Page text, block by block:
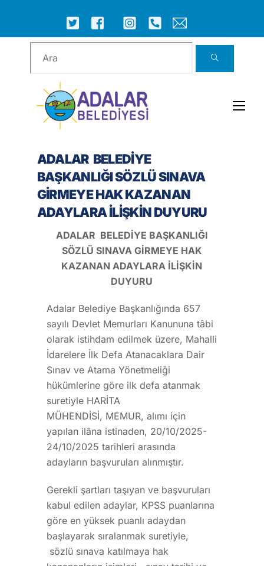
content
ICON
LABEL
ICON
LABEL
ICON
ICON
LABEL
ICON
LABEL
ICON
LABEL
ADALAR BELEDİYE
BAŞKANLIĞI SÖZLÜ SINAVA
GİRMEYE HAK KAZANAN
ADAYLARA İLİŞKİN DUYURU
ADALAR BELEDİYE BAŞKANLIĞI
SÖZLÜ SINAVA GİRMEYE HAK
KAZANAN ADAYLARA İLİŞKİN
DUYURU
Adalar Belediye Başkanlığında 657
sayılı Devlet Memurları Kanununa tâbi
olarak istihdam edilmek üzere, Mahalli
İdarelere İlk Defa Atanacaklara Dair
Sınav ve Atama Yönetmeliği
hükümlerine göre ilk defa atanmak
suretiyle HARİTA
MÜHENDİSİ, MEMUR, alımı için
yapılan ilâna istinaden, 20/10/2025-
24/10/2025 tarihleri arasında
adayların başvuruları alınmıştır.
Gerekli şartları taşıyan ve başvuruları
kabul edilen adaylar, KPSS puanlarına
göre en yüksek puanlı adaydan
başlayarak sıralanmak suretiyle,
sözlü sınava katılmaya hak